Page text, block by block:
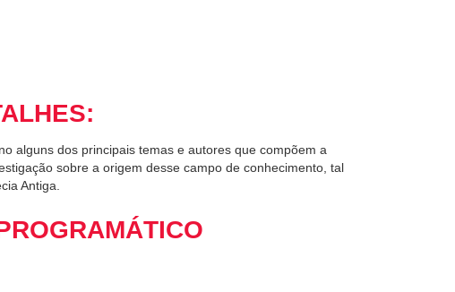
alguns dos principais temas e autores que compõem a
sobre a origem desse campo de conhecimento, tal
Antiga.